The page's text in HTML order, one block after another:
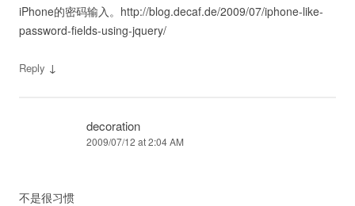
iPhone的密码输入。http://blog.decaf.de/2009/07/iphone-like-
password-fields-using-jquery/
Reply ↓
decoration
2009/07/12 at 2:04 AM
不是很习惯